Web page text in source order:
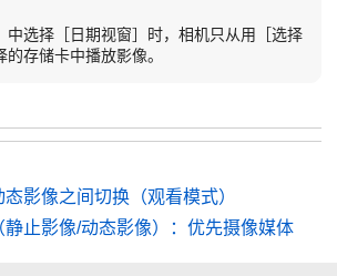
中选择［日期视窗］ 时，相机只从用
［选择
的存储卡中播放影像。
影像之间切换（观看模式）
静止影像/动态影像）： 优先摄像媒体